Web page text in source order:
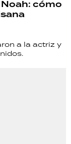
cómo
a la actriz y